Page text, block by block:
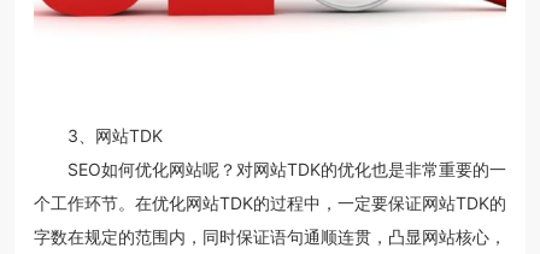
3、网站TDK
SEO如何优化网站呢？对网站TDK的优化也是非常重要的一
个工作环节。在优化网站TDK的过程中，一定要保证网站TDK的
字数在规定的范围内，同时保证语句通顺连贯，凸显网站核心，